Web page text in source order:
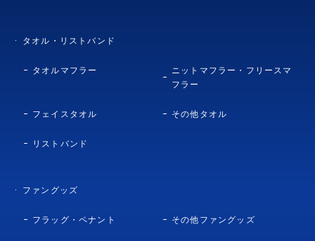
タオル・リストバンド
タオルマフラー
ニットマフラー・フリースマ
フラー
フェイスタオル その他タオル
リストバンド
ファングッズ
フラッグ・ペナント その他ファングッズ